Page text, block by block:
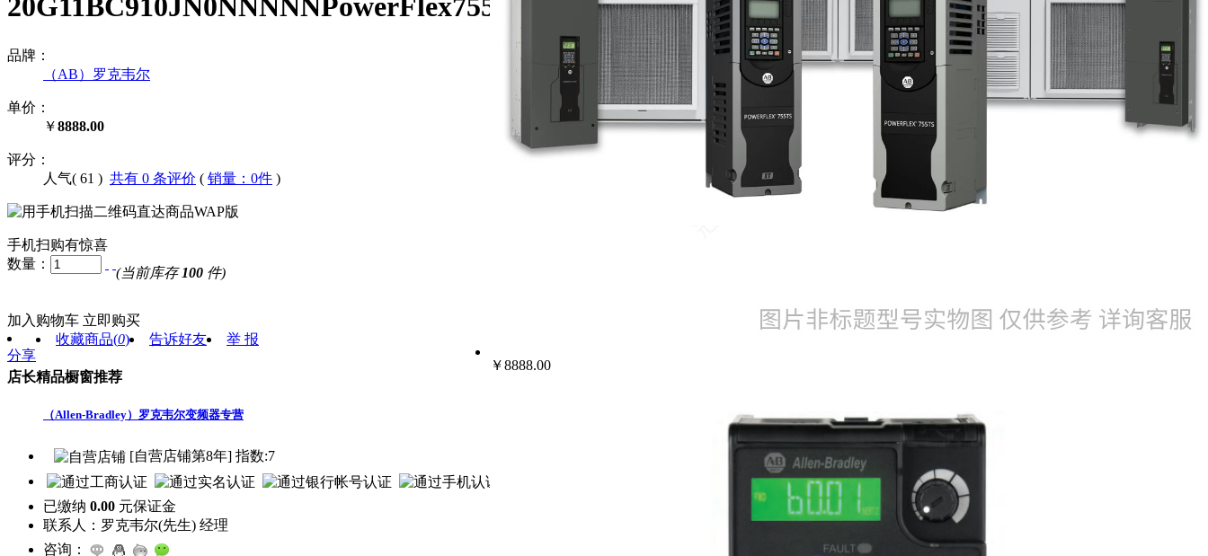
品牌：
（AB）罗克韦尔
单价：
￥8888.00
评分：
人气( 61 ) 共有 0 条评价 ( 销量：0件 )
手机扫购有惊喜
数量：
(当前库存 100 件)
加入购物车 立即购买
分享
收藏商品(0) 告诉好友
举 报
￥8888.00
店长精品橱窗推荐
（Allen-Bradley）罗克韦尔变频器专营
[自营店铺第8年] 指数:7
[诚信档案]
已缴纳 0.00 元保证金
联系人： 罗克韦尔(先生) 经理
咨询：